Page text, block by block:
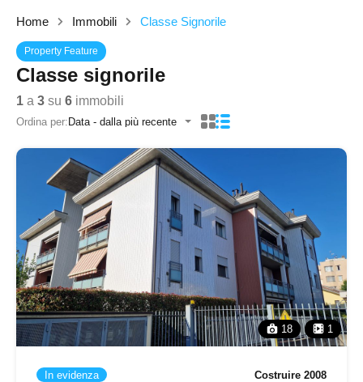
Home Immobili Classe Signorile
Property Feature
Classe signorile
1 a 3 su 6 immobili
Ordina per: Data - dalla più recente
18 1
In evidenza Costruire 2008